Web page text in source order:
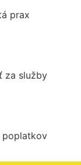
prax
za služby
poplatkov